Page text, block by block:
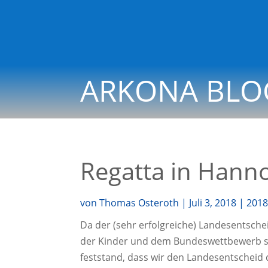
ARKONA
Regatta in
vonThomas Osteroth | Juli 3, 2018 |2018
Da der (sehr erfolg­rei­che)
der Kin­der und dem Bun­des­wett­be­werb
fest­stand, dass wir den